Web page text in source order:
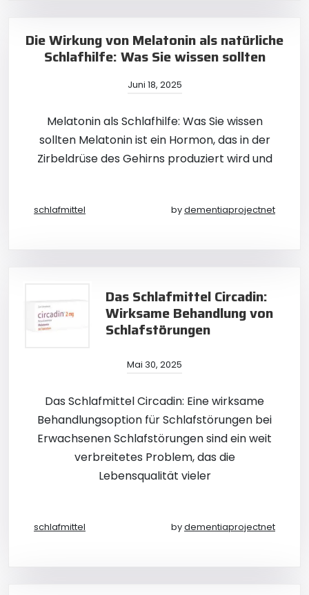
Die Wirkung von Melatonin als natürliche
Schlafhilfe: Was Sie wissen sollten
Juni 18, 2025
Melatonin als Schlafhilfe: Was Sie wissen
sollten Melatonin ist ein Hormon, das in der
Zirbeldrüse des Gehirns produziert wird und
schlafmittel bydementiaprojectnet
Das Schlafmittel Circadin:
Wirksame Behandlung von
Schlafstörungen
Mai 30, 2025
Das Schlafmittel Circadin: Eine wirksame
Behandlungsoption für Schlafstörungen bei
Erwachsenen Schlafstörungen sind ein weit
verbreitetes Problem, das die
Lebensqualität vieler
schlafmittel bydementiaprojectnet